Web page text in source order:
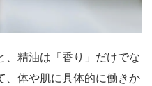
、精油は「香り」だけでな
、体や肌に具体的に働きか